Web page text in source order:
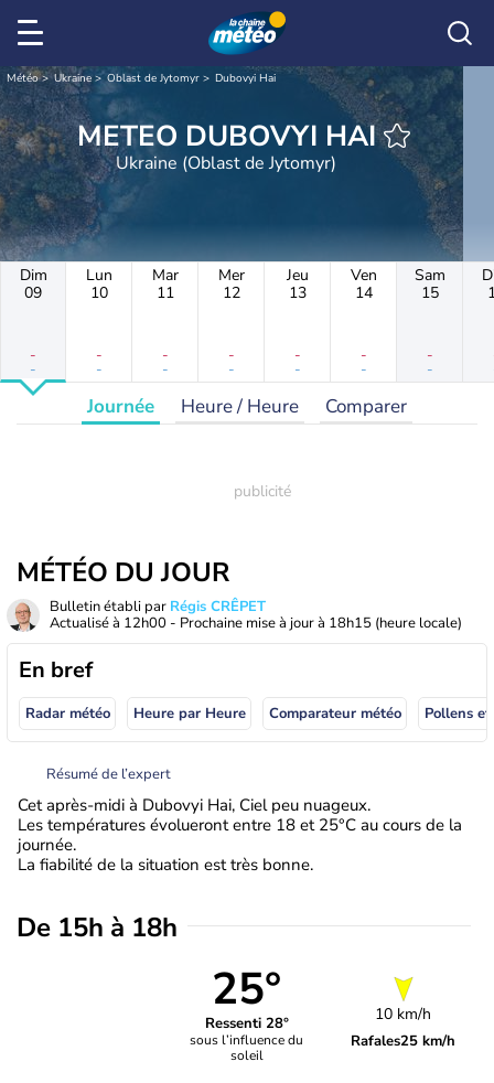
Météo Ukraine Oblast de Jytomyr Dubovyi Hai
METEO DUBOVYI HAI
Ukraine (Oblast de Jytomyr)
Dim
09
-
-
Lun
10
-
-
Mar
11
-
-
Mer
12
-
-
Jeu
13
-
-
Ven
14
-
-
Sam
15
-
-
Journée Heure / Heure Comparer
MÉTÉO DU JOUR
Bulletin établi par Régis CRÊPET
Actualisé à 12h00 - Prochaine mise à jour à 18h15 (heure locale)
En bref
Radar météo Heure par Heure Comparateur météo Pollens
Résumé de l’expert
Cet après-midi à Dubovyi Hai, Ciel peu nuageux.
Les températures évolueront entre 18 et 25°C au cours de la
journée.
La fiabilité de la situation est très bonne.
De 15h à 18h
25°
Ressenti 28°
sous l’influence du
soleil
10 km/h
Rafales25 km/h